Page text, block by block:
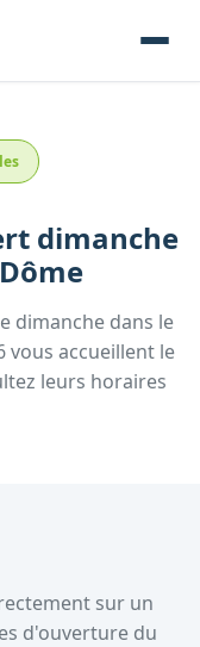
dimanche
dimanche dans le
vous accueillent le
leurs horaires
sur un
d'ouverture du